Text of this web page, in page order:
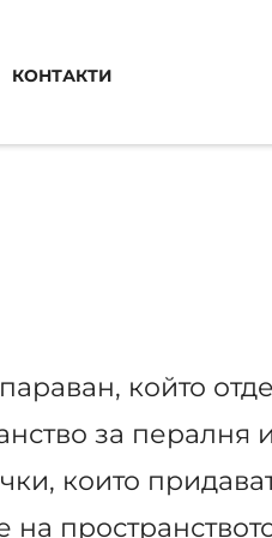
КОНТАКТИ
който
за пералня и
които